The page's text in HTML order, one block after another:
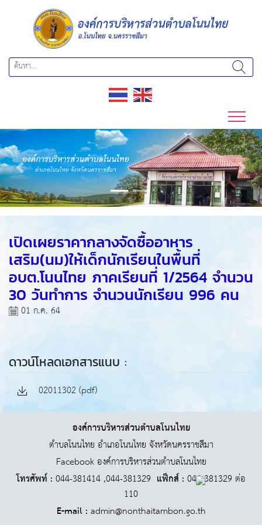
Previous Next
เปิดเผยราคากลางจัดซื้ออาหาร
เสริม(นม)ให้เด็กนักเรียนในพื้นที่
อบต.โนนไทย ภาคเรียนที่ 1/2564 จำนวน
30 วันทำการ จำนวนนักเรียน 996 คน
01 ก.ค. 64
ดาวน์โหลดเอกสารแนบ :
02011302 (pdf)
องค์การบริหารส่วนตำบลโนนไทย
ตำบลโนนไทย อำเภอโนนไทย จังหวัดนครราชสีมา
Facebook องค์การบริหารส่วนตำบลโนนไทย
โทรศัพท์ : 044-381414 ,044-381329 แฟ็กส์ : 044-381329 ต่อ
110
E-mail : admin@nonthaitambon.go.th